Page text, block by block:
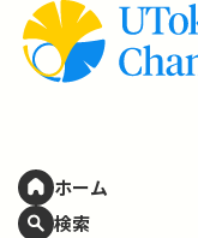
ホーム
検索